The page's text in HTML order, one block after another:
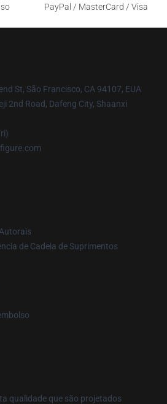
PayPal / MasterCard / Visa
St, São Francisco, CA 94107, EUA
2nd Road, Dafeng City, Shaanxi
de Cadeia de Suprimentos
qualidade que são projetados